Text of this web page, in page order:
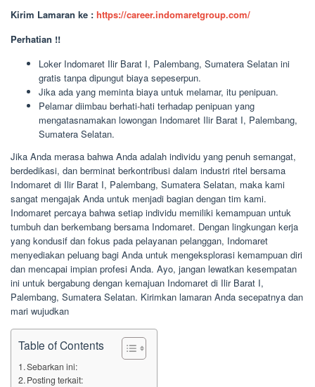
Kirim Lamaran ke : https://career.indomaretgroup.com/
Perhatian !!
Loker Indomaret Ilir Barat I, Palembang, Sumatera Selatan ini
gratis tanpa dipungut biaya sepeserpun.
Jika ada yang meminta biaya untuk melamar, itu penipuan.
Pelamar diimbau berhati-hati terhadap penipuan yang
mengatasnamakan lowongan Indomaret Ilir Barat I, Palembang,
Sumatera Selatan.
Jika Anda merasa bahwa Anda adalah individu yang penuh semangat,
berdedikasi, dan berminat berkontribusi dalam industri ritel bersama
Indomaret di Ilir Barat I, Palembang, Sumatera Selatan, maka kami
sangat mengajak Anda untuk menjadi bagian dengan tim kami.
Indomaret percaya bahwa setiap individu memiliki kemampuan untuk
tumbuh dan berkembang bersama Indomaret. Dengan lingkungan kerja
yang kondusif dan fokus pada pelayanan pelanggan, Indomaret
menyediakan peluang bagi Anda untuk mengeksplorasi kemampuan diri
dan mencapai impian profesi Anda. Ayo, jangan lewatkan kesempatan
ini untuk bergabung dengan kemajuan Indomaret di Ilir Barat I,
Palembang, Sumatera Selatan. Kirimkan lamaran Anda secepatnya dan
mari wujudkan
Table of Contents
Sebarkan ini:
Posting terkait: